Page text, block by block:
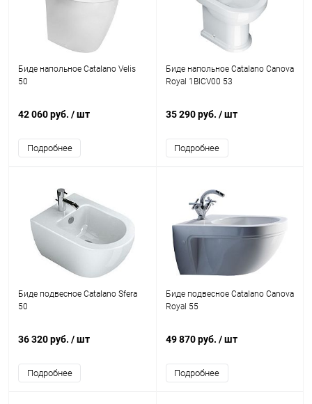
Биде напольное Catalano Velis
50
42 060 руб. / шт
Подробнее
Биде напольное Catalano Canova
Royal 1BICV00 53
35 290 руб. / шт
Подробнее
Биде подвесное Catalano Sfera
50
36 320 руб. / шт
Подробнее
Биде подвесное Catalano Canova
Royal 55
49 870 руб. / шт
Подробнее